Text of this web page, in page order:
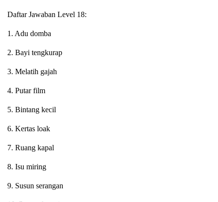
Daftar Jawaban Level 18:
1. Adu domba
2. Bayi tengkurap
3. Melatih gajah
4. Putar film
5. Bintang kecil
6. Kertas loak
7. Ruang kapal
8. Isu miring
9. Susun serangan